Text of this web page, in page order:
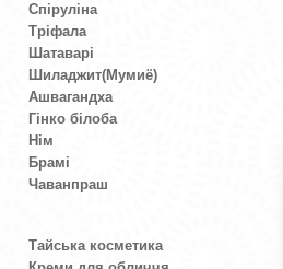
Спіруліна
Тріфала
Шатаварі
Шиладжит(Мумиё)
Ашвагандха
Гінко білоба
Нім
Брамі
Чаванпраш
Тайська косметика